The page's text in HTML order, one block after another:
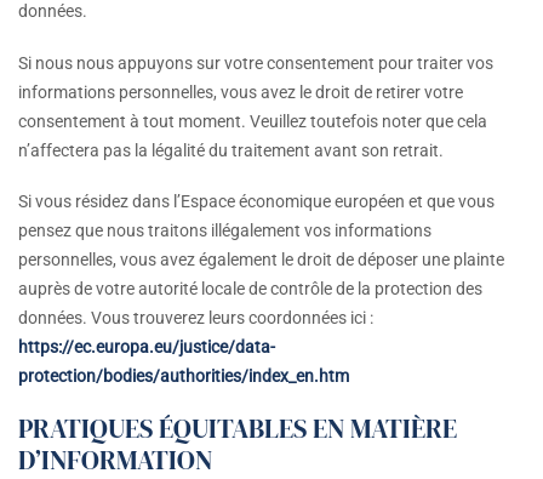
données.
Si nous nous appuyons sur votre consentement pour traiter vos
informations personnelles, vous avez le droit de retirer votre
consentement à tout moment. Veuillez toutefois noter que cela
n’affectera pas la légalité du traitement avant son retrait.
Si vous résidez dans l’Espace économique européen et que vous
pensez que nous traitons illégalement vos informations
personnelles, vous avez également le droit de déposer une plainte
auprès de votre autorité locale de contrôle de la protection des
données. Vous trouverez leurs coordonnées ici :
https://ec.europa.eu/justice/data-
protection/bodies/authorities/index_en.htm
PRATIQUES ÉQUITABLES EN MATIÈRE
D’INFORMATION